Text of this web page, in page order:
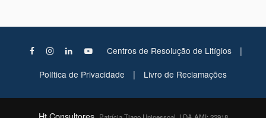
Centros de Resolução de Litígios |
Política de Privacidade | Livro de Reclamações